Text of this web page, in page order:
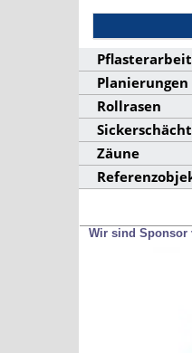
Planierungen
Rollrasen
Zäune
Wir sind Sponsor